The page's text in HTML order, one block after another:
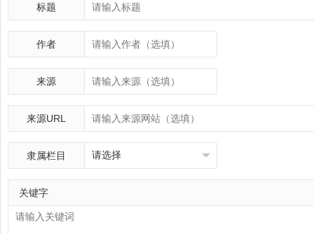
标题
作者
来源
来源URL
隶属栏目
关键字